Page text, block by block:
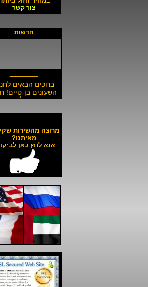
צור קשר
חדשות
_______
ברוכים הבאים
השעונים בן-טיים!
השעונים הזולה
תשלומים ללא
האתר מאובטח
SSL מתקדמת
מרוצה מהשירות
מאיתנו?
אנא לחץ כאן